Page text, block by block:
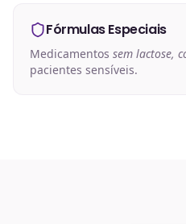
Fórmulas Especiais
Medicamentos sem lactose,
pacientes sensíveis.